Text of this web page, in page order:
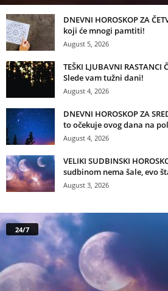
DNEVNI HOROSKOP ZA
koji će mnogi pamtiti!
August 5, 2026
TEŠKI LJUBAVNI RASTANCI
Slede vam tužni dani!
August 4, 2026
DNEVNI HOROSKOP ZA
to očekuje ovog dana na
August 4, 2026
VELIKI SUDBINSKI
sudbinom nema šale, evo
August 3, 2026
24/7